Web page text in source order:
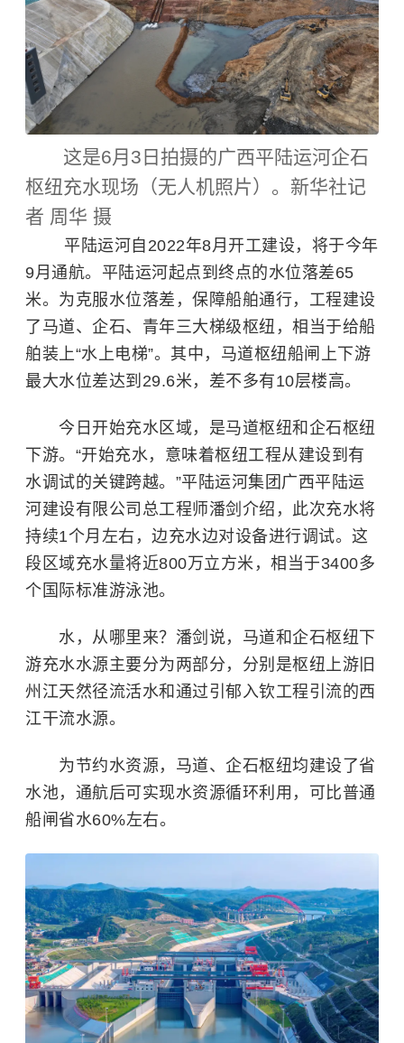
这是6月3日拍摄的广西平陆运河企石
枢纽充水现场（无人机照片）。新华社记
者 周华 摄
平陆运河自2022年8月开工建设，将于今年
9月通航。平陆运河起点到终点的水位落差65
米。为克服水位落差，保障船舶通行，工程建设
了马道、企石、青年三大梯级枢纽，相当于给船
舶装上“水上电梯”。其中，马道枢纽船闸上下游
最大水位差达到29.6米，差不多有10层楼高。
今日开始充水区域，是马道枢纽和企石枢纽
下游。“开始充水，意味着枢纽工程从建设到有
水调试的关键跨越。”平陆运河集团广西平陆运
河建设有限公司总工程师潘剑介绍，此次充水将
持续1个月左右，边充水边对设备进行调试。这
段区域充水量将近800万立方米，相当于3400多
个国际标准游泳池。
水，从哪里来？潘剑说，马道和企石枢纽下
游充水水源主要分为两部分，分别是枢纽上游旧
州江天然径流活水和通过引郁入钦工程引流的西
江干流水源。
为节约水资源，马道、企石枢纽均建设了省
水池，通航后可实现水资源循环利用，可比普通
船闸省水60%左右。